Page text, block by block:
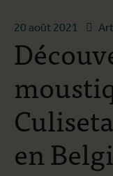
20 août 2021
en